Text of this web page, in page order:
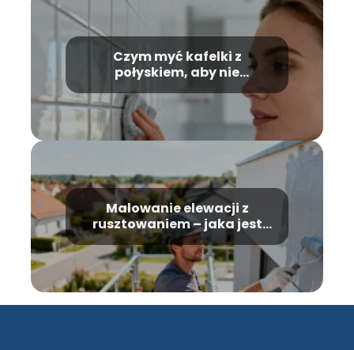
Czym myć kafelki z
połyskiem, aby nie
zostawiać smug?
Malowanie elewacji z
rusztowaniem – jaka jest
cena usługi?